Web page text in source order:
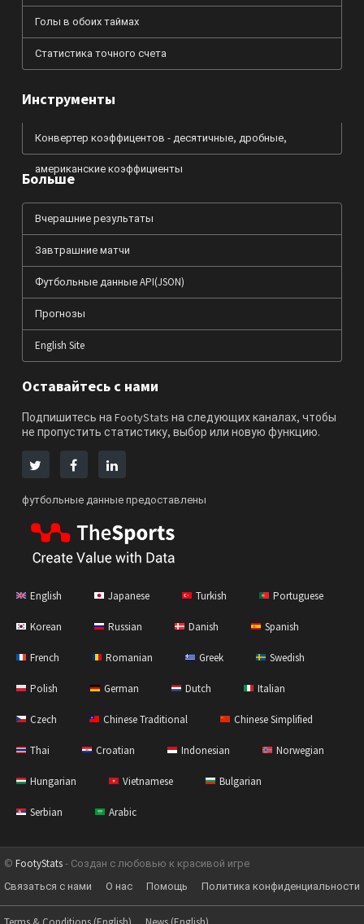
Голы в обоих таймах
Статистика точного счета
Инструменты
Конвертер коэффицентов - десятичные, дробные,
американские коэффициенты
Больше
Вчерашние результаты
Завтрашние матчи
Футбольные данные API(JSON)
Прогнозы
English Site
Оставайтесь с нами
Подпишитесь на FootyStats на следующих каналах, чтобы
не пропустить статистику, выбор или новую функцию.
футбольные данные предоставлены
English Japanese Turkish Portuguese
Korean Russian Danish Spanish
French Romanian Greek Swedish
Polish German Dutch Italian
Czech Chinese Traditional Chinese Simplified
Thai Croatian Indonesian Norwegian
Hungarian Vietnamese Bulgarian
Serbian Arabic
© FootyStats- Создан с любовью к красивой игре
Связаться с нами
О нас Помощь Политика конфиденциальности